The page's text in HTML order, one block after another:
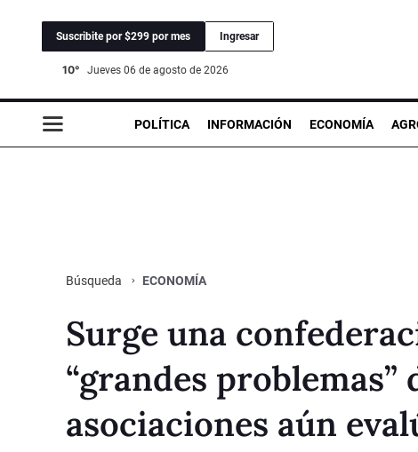
Suscribite por $299 por mes Ingresar
10° jueves 06 de agosto de 2026
POLÍTICA INFORMACIÓN ECONOMÍA
Búsqueda ECONOMÍA
Surge una
“grandes
asociaciones aún